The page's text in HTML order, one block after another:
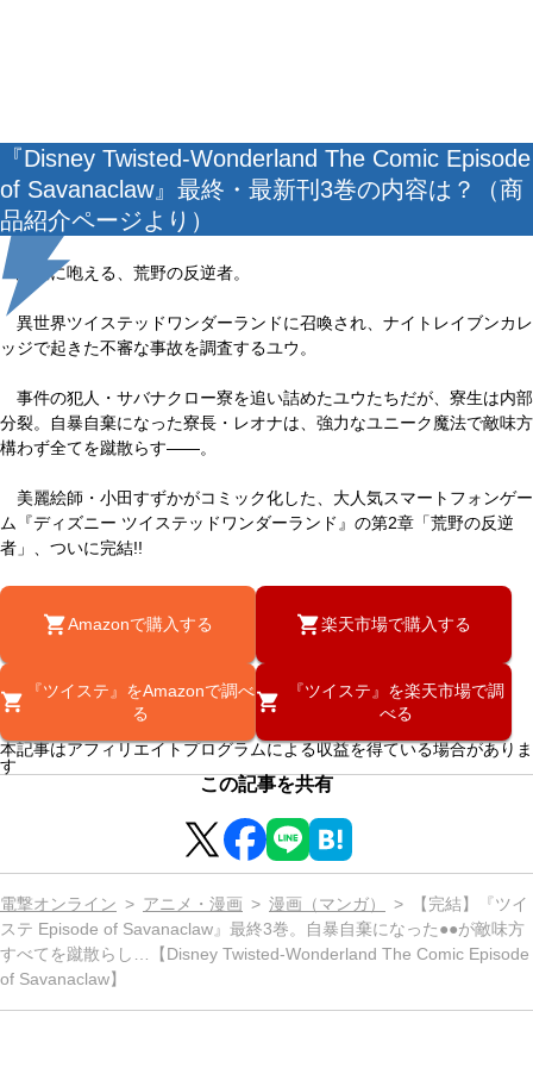
『Disney Twisted-Wonderland The Comic Episode
of Savanaclaw』最終・最新刊3巻の内容は？（商
品紹介ページより）
絶望に咆える、荒野の反逆者。
異世界ツイステッドワンダーランドに召喚され、ナイトレイブンカレ
ッジで起きた不審な事故を調査するユウ。
事件の犯人・サバナクロー寮を追い詰めたユウたちだが、寮生は内部
分裂。自暴自棄になった寮長・レオナは、強力なユニーク魔法で敵味方
構わず全てを蹴散らす――。
美麗絵師・小田すずかがコミック化した、大人気スマートフォンゲー
ム『ディズニー ツイステッドワンダーランド』の第2章「荒野の反逆
者」、ついに完結!!
Amazonで購入する 楽天市場で購入する
『ツイステ』をAmazonで調べ
る
『ツイステ』を楽天市場で調
べる
本記事はアフィリエイトプログラムによる収益を得ている場合がありま
す
この記事を共有
電撃オンライン アニメ・漫画 漫画（マンガ）
【完結】『ツイ
ステ Episode of Savanaclaw』最終3巻。自暴自棄になった●●が敵味方
すべてを蹴散らし…【Disney Twisted-Wonderland The Comic Episode
of Savanaclaw】